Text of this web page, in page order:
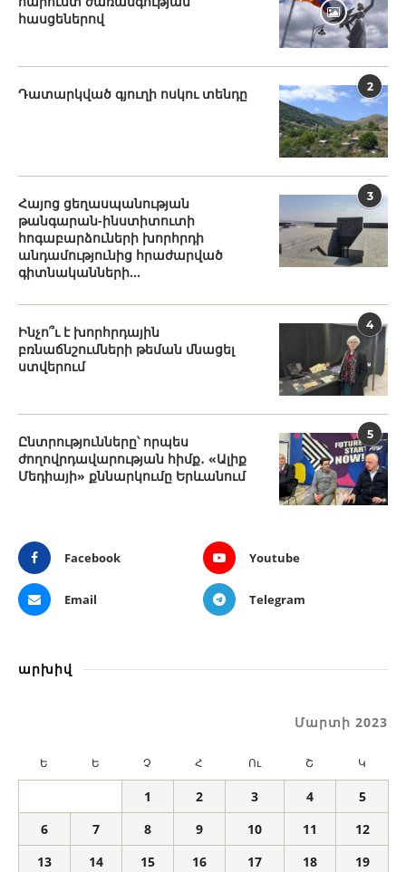
հասցեներով
2
Դատարկված գյուղի ոսկու տենդը
3
Հայոց ցեղասպանության
թանգարան-ինստիտուտի
հոգաբարձուների խորհրդի
անդամությունից հրաժարված
գիտնականների...
4
Ինչո՞ւ է խորհրդային
բռնաճնշումների թեման մնացել
ստվերում
5
Ընտրությունները՝ որպես
ժողովրդավարության հիմք․ «Ալիք
Մեդիայի» քննարկումը Երևանում
Facebook Youtube
Email Telegram
արխիվ
Մարտի 2023
Ե Ե Չ Հ Ու Շ Կ
1 2 3 4
5
6
7 8 9 10 11
12
13
14 15 16 17 18
19